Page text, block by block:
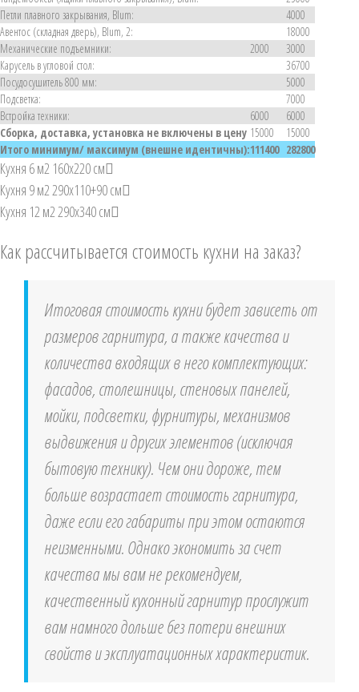
Петли плавного закрывания, Blum:
4000
Авентос (складная дверь), Blum, 2:
18000
Механические подъемники:
2000
3000
Карусель в угловой стол:
36700
Посудосушитель 800 мм:
5000
Подсветка:
7000
Встройка техники:
6000
6000
Сборка, доставка, установка не включены в цену 15000
15000
Итого минимум/ максимум (внешне идентичны):111400 282800
Кухня 6 м2 160х220 см
Кухня 9 м2 290х110+90 см
Кухня 12 м2 290х340 см
Как рассчитывается стоимость кухни на заказ?
Итоговая стоимость кухни будет зависеть от
размеров гарнитура, а также качества и
количества входящих в него комплектующих:
фасадов, столешницы, стеновых панелей,
мойки, подсветки, фурнитуры, механизмов
выдвижения и других элементов (исключая
бытовую технику). Чем они дороже, тем
больше возрастает стоимость гарнитура,
даже если его габариты при этом остаются
неизменными. Однако экономить за счет
качества мы вам не рекомендуем,
качественный кухонный гарнитур прослужит
вам намного дольше без потери внешних
свойств и эксплуатационных характеристик.